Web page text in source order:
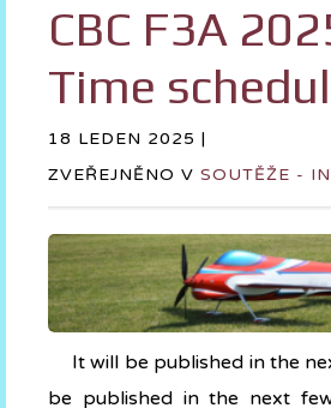
CBC F3A
Time
18 LEDEN 2025 |
ZVEŘEJNĚNO V SOUTĚŽE -
It will be published in the
be published in the next